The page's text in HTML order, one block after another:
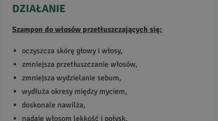
DZIAŁANIE
Szampon do włosów przetłuszczających się:
oczyszcza skórę głowy i włosy,
zmniejsza przetłuszczanie włosów,
zmniejsza wydzielanie sebum,
wydłuża okresy między myciem,
doskonale nawilża,
nadaje włosom lekkość i połysk,